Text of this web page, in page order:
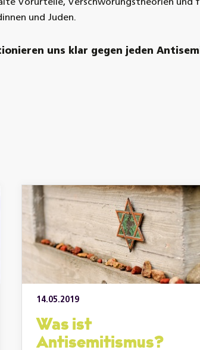
Vorurteile, Verschwörungstheorien und
und Juden.
uns klar gegen jeden
14.05.2019
Was ist
Antisemitismus?